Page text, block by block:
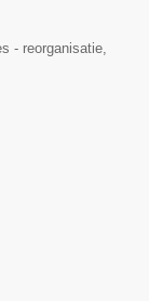
- reorganisatie,